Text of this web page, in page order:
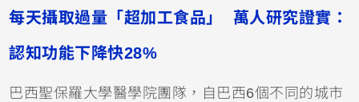
每天攝取過量「超加工食品」 萬人研究證實：
認知功能下降快28%
巴西聖保羅大學醫學院團隊，自巴西6個不同的城市